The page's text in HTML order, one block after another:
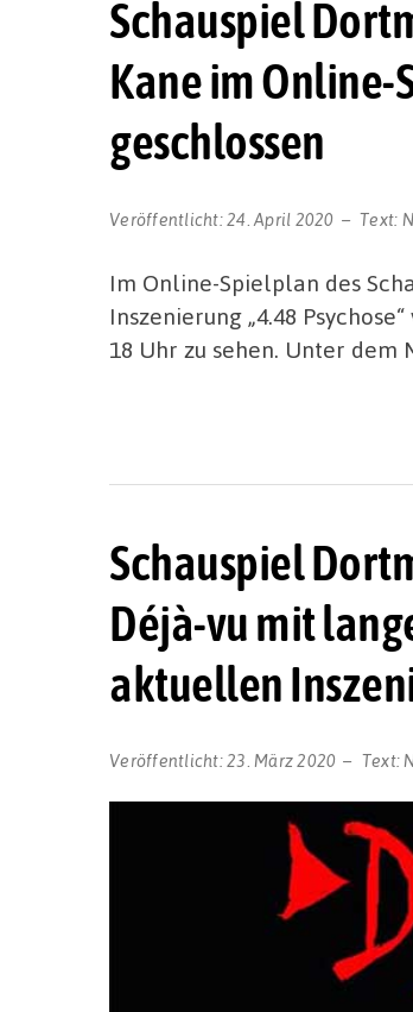
Schauspiel
Kane im Online-
geschlossen
Veröffentlicht:24. April 2020 Text:
Im Online-Spielplan des
Inszenierung „4.48
18 Uhr zu sehen. Unter dem
Schauspiel
Déjà-vu mit
aktuellen
Veröffentlicht:23. März 2020 Text: